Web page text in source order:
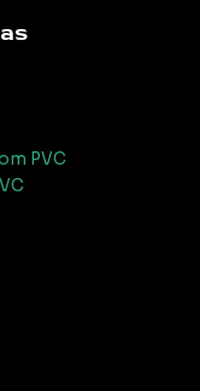
PVC